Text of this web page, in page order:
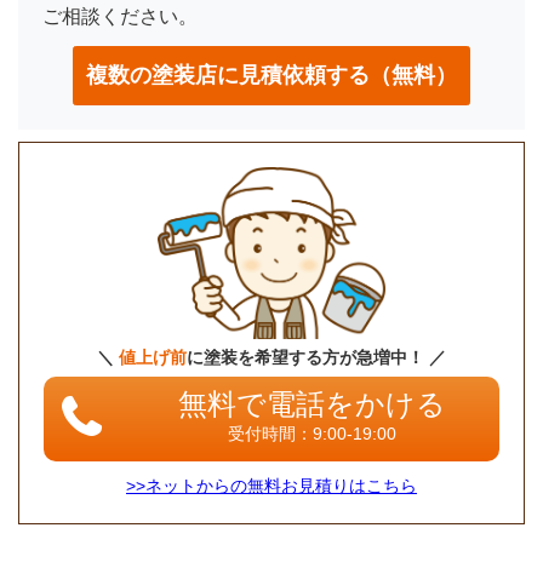
ご相談ください。
複数の塗装店に見積依頼する （無料）
＼ 値上げ前に塗装を希望する方が急増中！ ／
無料で電話をかける
受付時間：9:00-19:00
>>ネットからの無料お見積りはこちら